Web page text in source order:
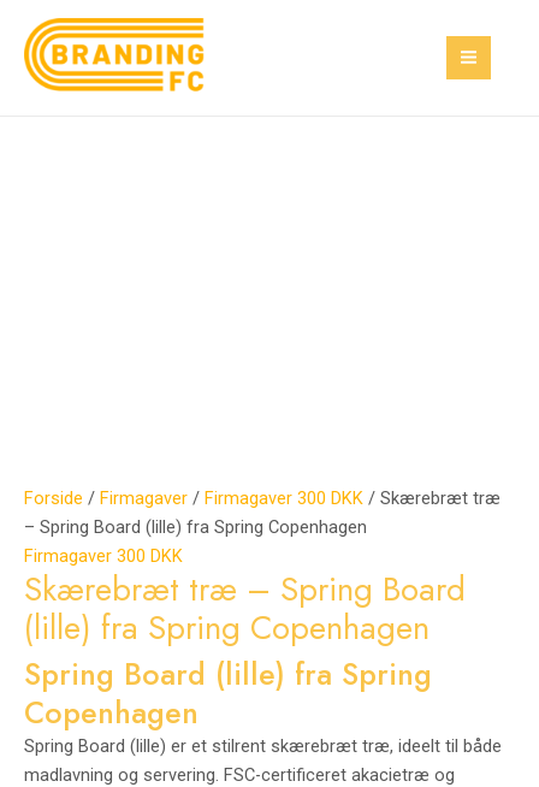
indholdet
Forside / Firmagaver / Firmagaver 300 DKK / Skærebræt træ
– Spring Board (lille) fra Spring Copenhagen
Firmagaver 300 DKK
Skærebræt træ – Spring Board
(lille) fra Spring Copenhagen
Spring Board (lille) fra Spring
Copenhagen
Spring Board (lille) er et stilrent skærebræt træ, ideelt til både
madlavning og servering. FSC-certificeret akacietræ og
Skærebræt
træ
–